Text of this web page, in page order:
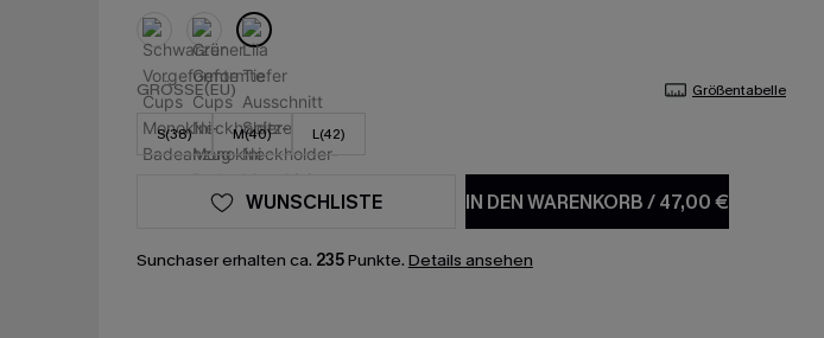
GRÖSSE(EU) Größentabelle
S(38) M(40) L(42)
IN DEN WARENKORB/47,00 €
WUNSCHLISTE
Sunchaser erhalten ca. 235Punkte. Details ansehen